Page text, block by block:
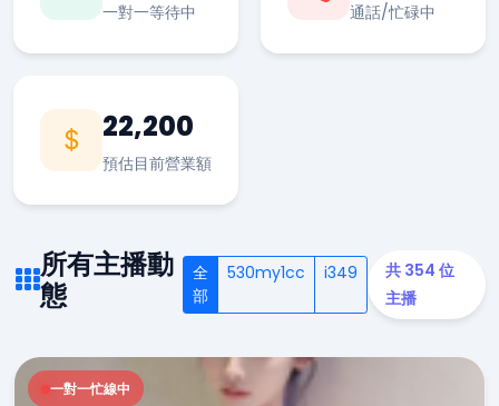
一對一等待中 通話/忙碌中
22,200
預估目前營業額
所有主播動
態
全
部
530my1cc i349
共 354 位
主播
一對一忙線中